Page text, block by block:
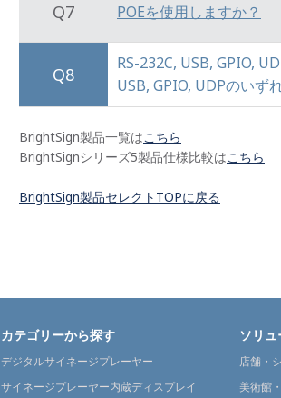
Q7 POEを使用しますか？
Q8
RS-232C, USB, GPIO,
USB, GPIO, UDPのいず
BrightSign製品一覧はこちら
BrightSignシリーズ5製品仕様比較はこちら
BrightSign製品セレクトTOPに戻る
カテゴリーから探す
デジタルサイネージプレーヤー
サイネージプレーヤー内蔵ディスプレイ
ソリ
店舗・
美術館